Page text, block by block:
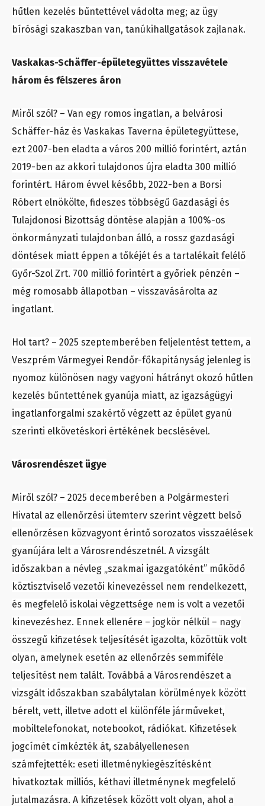
hűtlen kezelés bűntettével vádolta meg; az ügy
bírósági szakaszban van, tanúkihallgatások zajlanak.
Vaskakas-Schäffer-épületegyüttes visszavétele
három és félszeres áron
Miről szól? – Van egy romos ingatlan, a belvárosi
Schäffer-ház és Vaskakas Taverna épületegyüttese,
ezt 2007-ben eladta a város 200 millió forintért, aztán
2019-ben az akkori tulajdonos újra eladta 300 millió
forintért. Három évvel később, 2022-ben a Borsi
Róbert elnökölte, fideszes többségű Gazdasági és
Tulajdonosi Bizottság döntése alapján a 100%-os
önkormányzati tulajdonban álló, a rossz gazdasági
döntések miatt éppen a tőkéjét és a tartalékait felélő
Győr-Szol Zrt. 700 millió forintért a győriek pénzén –
még romosabb állapotban – visszavásárolta az
ingatlant.
Hol tart? – 2025 szeptemberében feljelentést tettem, a
Veszprém Vármegyei Rendőr-főkapitányság jelenleg is
nyomoz különösen nagy vagyoni hátrányt okozó hűtlen
kezelés bűntettének gyanúja miatt, az igazságügyi
ingatlanforgalmi szakértő végzett az épület gyanú
szerinti elkövetéskori értékének becslésével.
Városrendészet ügye
Miről szól? – 2025 decemberében a Polgármesteri
Hivatal az ellenőrzési ütemterv szerint végzett belső
ellenőrzésen közvagyont érintő sorozatos visszaélések
gyanújára lelt a Városrendészetnél. A vizsgált
időszakban a névleg „szakmai igazgatóként” működő
köztisztviselő vezetői kinevezéssel nem rendelkezett,
és megfelelő iskolai végzettsége nem is volt a vezetői
kinevezéshez. Ennek ellenére – jogkör nélkül – nagy
összegű kifizetések teljesítését igazolta, közöttük volt
olyan, amelynek esetén az ellenőrzés semmiféle
teljesítést nem talált. Továbbá a Városrendészet a
vizsgált időszakban szabálytalan körülmények között
bérelt, vett, illetve adott el különféle járműveket,
mobiltelefonokat, notebookot, rádiókat. Kifizetések
jogcímét címkézték át, szabályellenesen
számfejtették: eseti illetménykiegészítésként
hivatkoztak milliós, kéthavi illetménynek megfelelő
jutalmazásra. A kifizetések között volt olyan, ahol a